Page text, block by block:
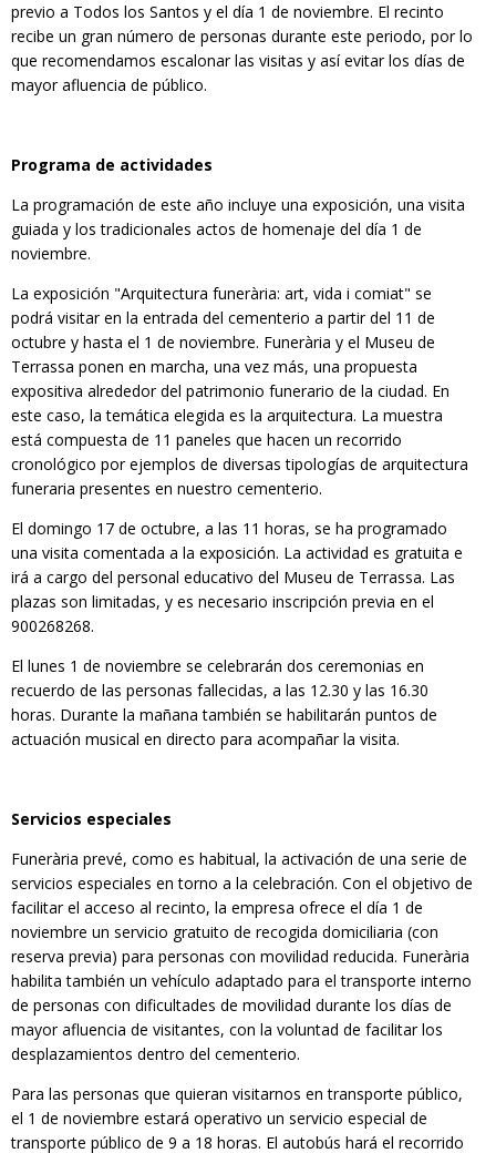
previo a Todos los Santos y el día 1 de noviembre. El recinto
recibe un gran número de personas durante este periodo, por lo
que recomendamos escalonar las visitas y así evitar los días de
mayor afluencia de público.
Programa de actividades
La programación de este año incluye una exposición, una visita
guiada y los tradicionales actos de homenaje del día 1 de
noviembre.
La exposición "Arquitectura funerària: art, vida i comiat" se
podrá visitar en la entrada del cementerio a partir del 11 de
octubre y hasta el 1 de noviembre. Funerària y el Museu de
Terrassa ponen en marcha, una vez más, una propuesta
expositiva alrededor del patrimonio funerario de la ciudad. En
este caso, la temática elegida es la arquitectura. La muestra
está compuesta de 11 paneles que hacen un recorrido
cronológico por ejemplos de diversas tipologías de arquitectura
funeraria presentes en nuestro cementerio.
El domingo 17 de octubre, a las 11 horas, se ha programado
una visita comentada a la exposición. La actividad es gratuita e
irá a cargo del personal educativo del Museu de Terrassa. Las
plazas son limitadas, y es necesario inscripción previa en el
900268268.
El lunes 1 de noviembre se celebrarán dos ceremonias en
recuerdo de las personas fallecidas, a las 12.30 y las 16.30
horas. Durante la mañana también se habilitarán puntos de
actuación musical en directo para acompañar la visita.
Servicios especiales
Funerària prevé, como es habitual, la activación de una serie de
servicios especiales en torno a la celebración. Con el objetivo de
facilitar el acceso al recinto, la empresa ofrece el día 1 de
noviembre un servicio gratuito de recogida domiciliaria (con
reserva previa) para personas con movilidad reducida. Funerària
habilita también un vehículo adaptado para el transporte interno
de personas con dificultades de movilidad durante los días de
mayor afluencia de visitantes, con la voluntad de facilitar los
desplazamientos dentro del cementerio.
Para las personas que quieran visitarnos en transporte público,
el 1 de noviembre estará operativo un servicio especial de
transporte público de 9 a 18 horas. El autobús hará el recorrido